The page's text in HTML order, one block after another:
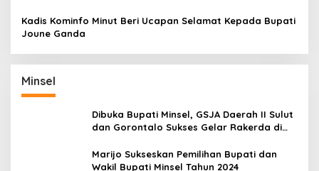
Kadis Kominfo Minut Beri Ucapan Selamat Kepada Bupati
Joune Ganda
Minsel
Dibuka Bupati Minsel, GSJA Daerah II Sulut
dan Gorontalo Sukses Gelar Rakerda di
Marijo Sukseskan Pemilihan Bupati dan
Wakil Bupati Minsel Tahun 2024